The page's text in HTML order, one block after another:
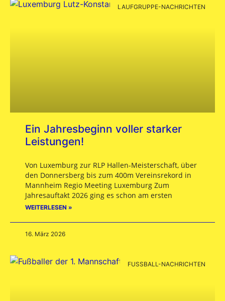
LAUFGRUPPE-NACHRICHTEN
Ein Jahresbeginn voller starker
Leistungen!
Von Luxemburg zur RLP Hallen-Meisterschaft, über
den Donnersberg bis zum 400m Vereinsrekord in
Mannheim Regio Meeting Luxemburg Zum
Jahresauftakt 2026 ging es schon am ersten
WEITERLESEN »
16. März 2026
FUSSBALL-NACHRICHTEN